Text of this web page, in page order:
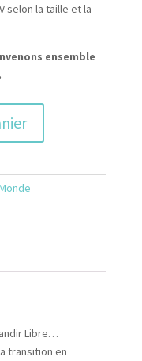
selon la taille et la
ensemble
Libre…
transition en